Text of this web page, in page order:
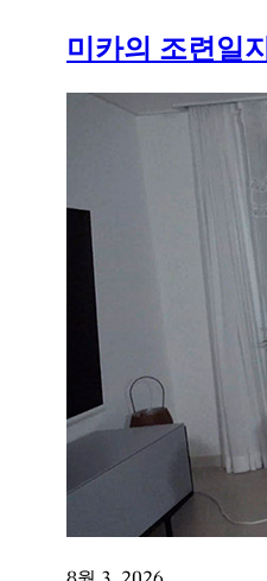
미카의 조련일